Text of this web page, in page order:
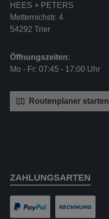
ZAHLUNGSARTEN
HEES + PETERS
Metternichstr. 4
54292 Trier
Öffnungszeiten:
Mo - Fr: 07:45 - 17:00 Uhr
Routenplaner starten